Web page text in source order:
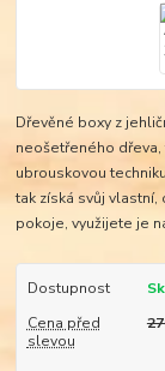
Dřevěné boxy z
neošetřeného
ubrouskovou
tak získá svůj
pokoje, využijete je
Dostupnost
Cena před
slevou